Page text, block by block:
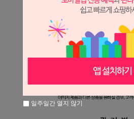
일주일간 열지 않기